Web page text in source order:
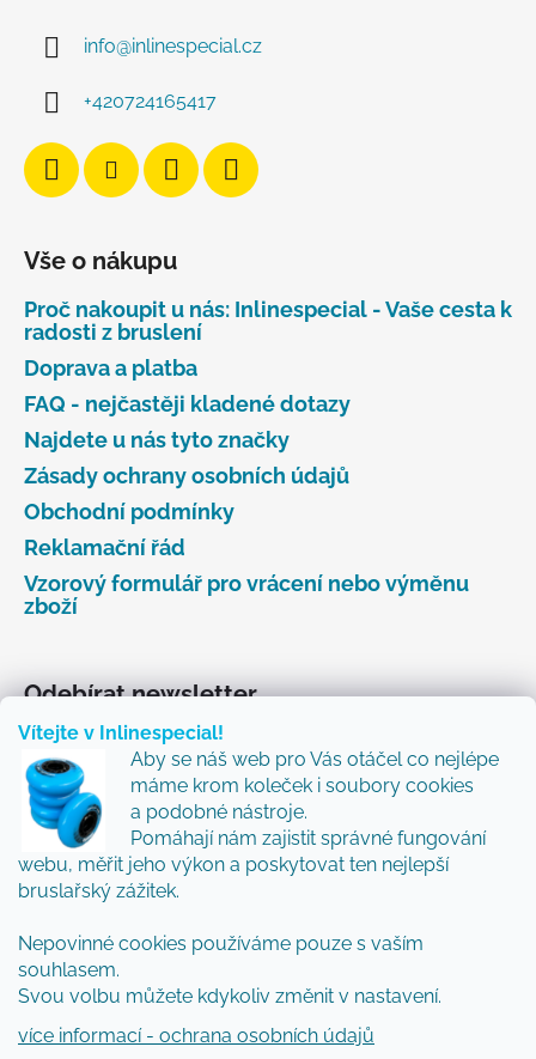
Vítejte v Inlinespecial!
Aby se náš web pro Vás otáčel co nejlépe
máme krom koleček i soubory cookies
a podobné nástroje.
Pomáhají nám zajistit správné fungování
webu, měřit jeho výkon a poskytovat ten nejlepší
bruslařský zážitek.
Nepovinné cookies používáme pouze s vaším
souhlasem.
Svou volbu můžete kdykoliv změnit v nastavení.
více informací - ochrana osobních údajů
info@inlinespecial.cz
+420724165417
Vše o nákupu
Proč nakoupit u nás: Inlinespecial - Vaše cesta k
radosti z bruslení
Doprava a platba
FAQ - nejčastěji kladené dotazy
Najdete u nás tyto značky
Zásady ochrany osobních údajů
Obchodní podmínky
Reklamační řád
Vzorový formulář pro vrácení nebo výměnu
zboží
Odebírat newsletter
Vložte svůj e-mail a my vám budeme zasílat informace
o nových produktech na našem e-shopu.
Přidejte se k nám a my Vám budeme zasílat ty nejlepší
novinky a tipy.
E-mail
Vložením e-mailu souhlasíte spodmínkami
ochrany osobních údajů
PŘIHLÁSIT SE